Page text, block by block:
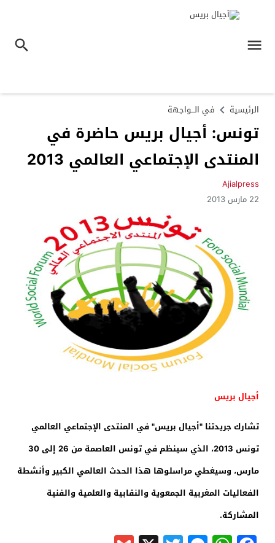
الرئيسية في الـــواجهة
تونس: أجيال بريس حاضرة في
المنتدى الإجتماعي العالمي 2013
Ajialpress
22 مارس 2013
أجيال بريس
تشارك جريدتنا "أجيال بريس" في المنتدى الإجتماعي العالمي
تونس 2013، الذي سينظم في تونس العاصمة من 26 إلى 30
مارس، وسيغطي مراسلوها هذا الحدث العالمي الكبير وأنشطة
الفعاليات المغربية الجمعوية والنقابية والعلمية والفنية
المشاركة.